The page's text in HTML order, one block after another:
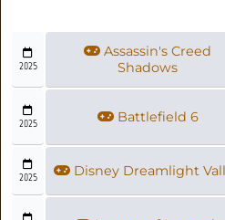
2025
Assassin's Creed
Shadows
2025 Battlefield 6
2025 Disney Dreamlight